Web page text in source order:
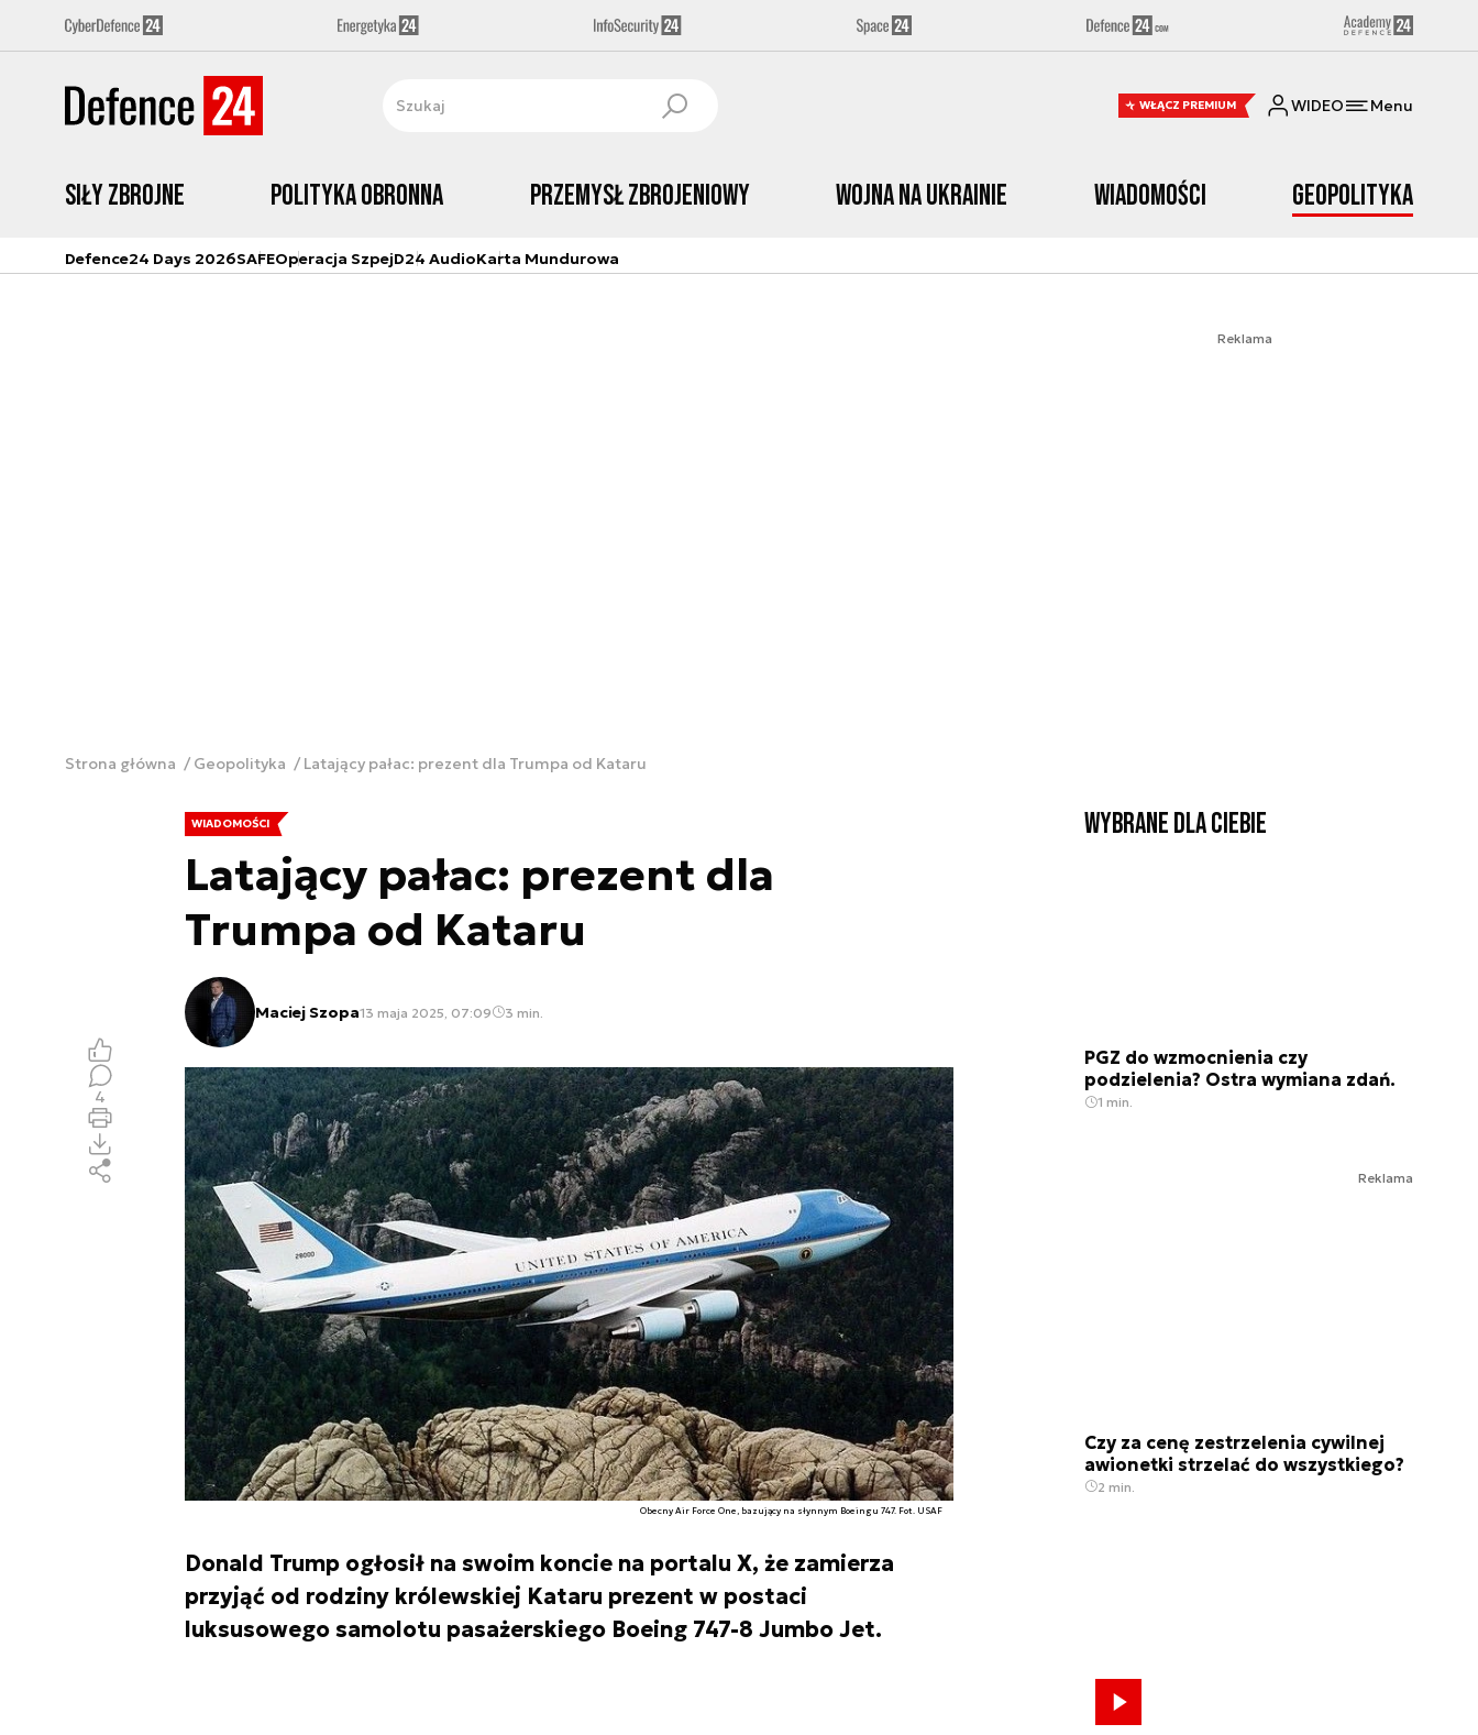
WŁĄCZ PREMIUM WIDEO Menu
Siły zbrojne Polityka obronna Przemysł Zbrojeniowy Wojna na Ukrainie Wiadomości Geopolityka
Defence24 Days 2026SAFEOperacja SzpejD24 AudioKarta Mundurowa
Reklama
Strona główna Geopolityka Latający pałac: prezent dla Trumpa od Kataru
WIADOMOŚCI
Latający pałac: prezent dla
Trumpa od Kataru
Maciej Szopa13 maja 2025, 07:09 3 min.
Obecny Air Force One, bazujący na słynnym Boeingu 747. Fot. USAF
Donald Trump ogłosił na swoim koncie na portalu X, że zamierza
przyjąć od rodziny królewskiej Kataru prezent w postaci
luksusowego samolotu pasażerskiego Boeing 747-8 Jumbo Jet.
4
Wybrane dla Ciebie
PGZ do wzmocnienia czy
podzielenia? Ostra wymiana zdań.
1 min.
Reklama
Czy za cenę zestrzelenia cywilnej
awionetki strzelać do wszystkiego?
2 min.